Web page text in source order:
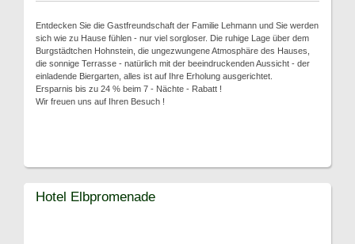
Entdecken Sie die Gastfreundschaft der Familie Lehmann und Sie werden
sich wie zu Hause fühlen - nur viel sorgloser. Die ruhige Lage über dem
Burgstädtchen Hohnstein, die ungezwungene Atmosphäre des Hauses,
die sonnige Terrasse - natürlich mit der beeindruckenden Aussicht - der
einladende Biergarten, alles ist auf Ihre Erholung ausgerichtet.
Ersparnis bis zu 24 % beim 7 - Nächte - Rabatt !
Wir freuen uns auf Ihren Besuch !
Hotel Elbpromenade